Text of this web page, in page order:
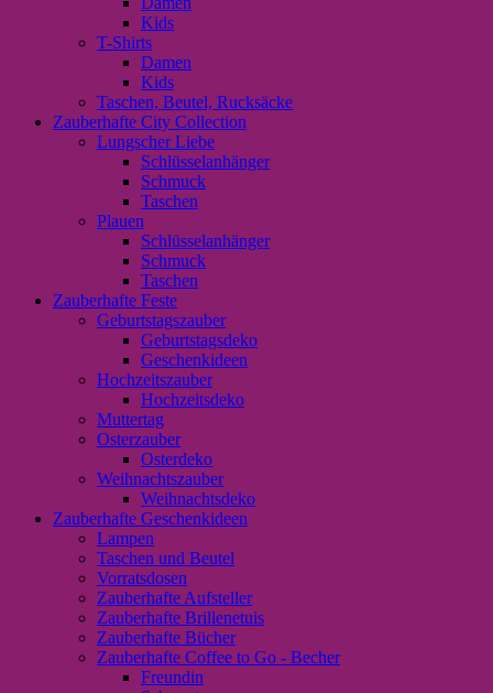
Kids
T-Shirts
Damen
Kids
Taschen, Beutel, Rucksäcke
Zauberhafte City Collection
Lungscher Liebe
Schlüsselanhänger
Schmuck
Taschen
Plauen
Schlüsselanhänger
Schmuck
Taschen
Zauberhafte Feste
Geburtstagszauber
Geburtstagsdeko
Geschenkideen
Hochzeitszauber
Hochzeitsdeko
Muttertag
Osterzauber
Osterdeko
Weihnachtszauber
Weihnachtsdeko
Zauberhafte Geschenkideen
Lampen
Taschen und Beutel
Vorratsdosen
Zauberhafte Aufsteller
Zauberhafte Brillenetuis
Zauberhafte Bücher
Zauberhafte Coffee to Go - Becher
Freundin